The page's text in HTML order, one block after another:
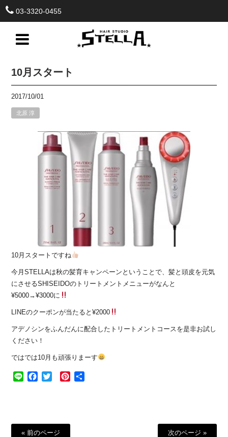
03-3320-0455
10月スタート
2017/10/01
北原 淳
10月スタートですね
今月STELLAは秋の髪育キャンペーンということで、髪と頭皮を元気
にさせるSHISEIDOのトリートメントメニューがなんと
¥5000→¥3000に
LINEのクーポンが当たると¥2000
アデノシンをふんだんに配合したトリートメントコースを是非お試し
ください！
ではでは10月も頑張りまーす
Line Facebook
Twitter Pinterest
« 前のページ 次のページ »